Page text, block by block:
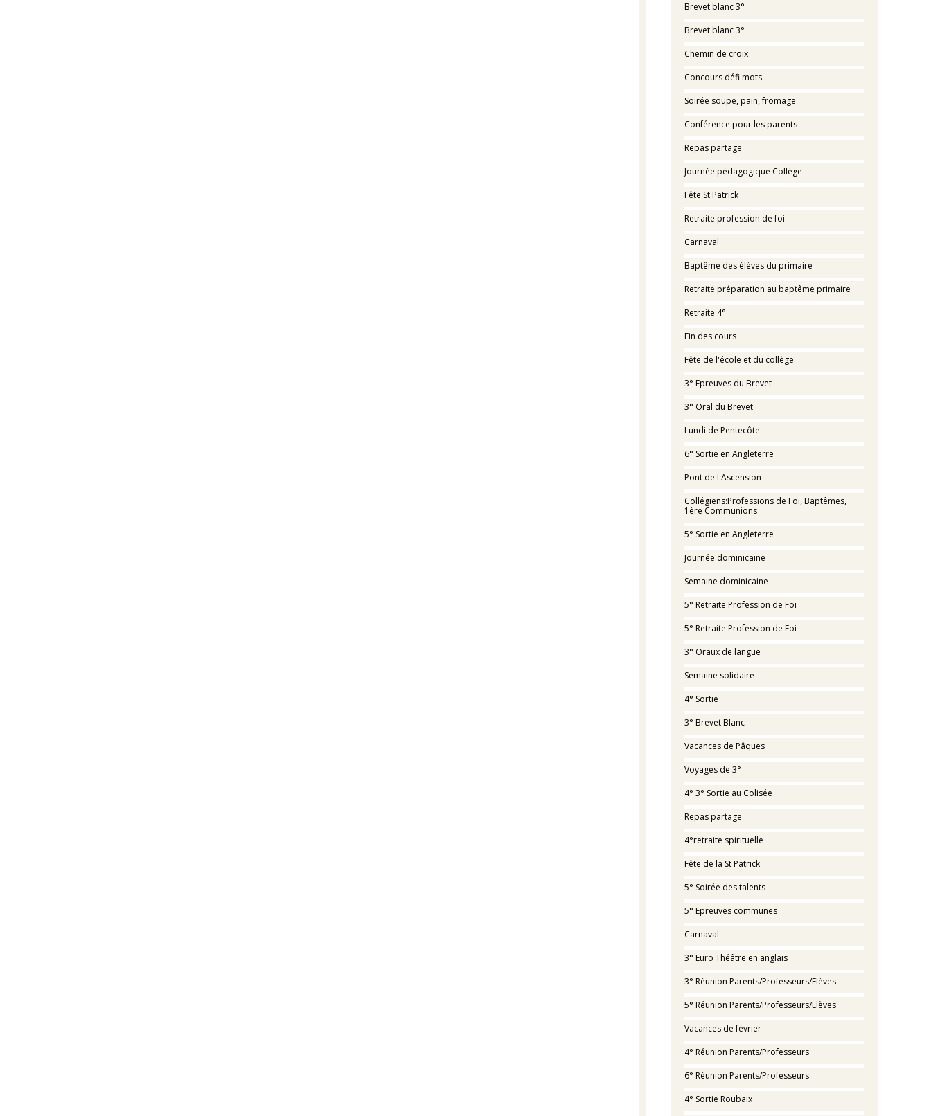
Brevet blanc 3°
Brevet blanc 3°
Chemin de croix
Concours défi'mots
Soirée soupe, pain, fromage
Conférence pour les parents
Repas partage
Journée pédagogique Collège
Fête St Patrick
Retraite profession de foi
Carnaval
Baptême des élèves du primaire
Retraite préparation au baptême primaire
Retraite 4°
Fin des cours
Fête de l'école et du collège
3° Epreuves du Brevet
3° Oral du Brevet
Lundi de Pentecôte
6° Sortie en Angleterre
Pont de l'Ascension
Collégiens:Professions de Foi, Baptêmes,
1ère Communions
5° Sortie en Angleterre
Journée dominicaine
Semaine dominicaine
5° Retraite Profession de Foi
5° Retraite Profession de Foi
3° Oraux de langue
Semaine solidaire
4° Sortie
3° Brevet Blanc
Vacances de Pâques
Voyages de 3°
4° 3° Sortie au Colisée
Repas partage
4°retraite spirituelle
Fête de la St Patrick
5° Soirée des talents
5° Epreuves communes
Carnaval
3° Euro Théâtre en anglais
3° Réunion Parents/Professeurs/Elèves
5° Réunion Parents/Professeurs/Elèves
Vacances de février
4° Réunion Parents/Professeurs
6° Réunion Parents/Professeurs
4° Sortie Roubaix